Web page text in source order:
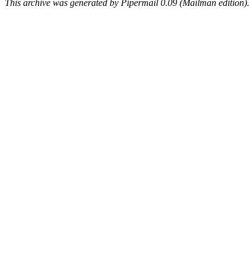
This archive was generated by Pipermail 0.09 (Mailman edition).